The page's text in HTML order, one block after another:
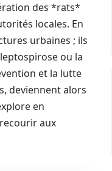
des *rats*
locales. En
urbaines ; ils
ou la
et la lutte
deviennent alors
en
aux